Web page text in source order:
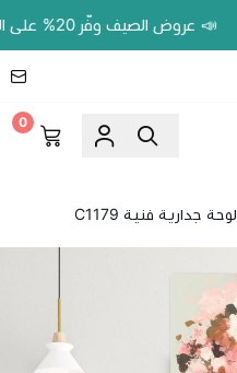
📣 عروض الصيف وفّر 20% على اللوحات الحين.. واكسب 200 ريال رصيد بمحفظتك لطلبك الجاي!
0
لوحة جدارية فنية C1179